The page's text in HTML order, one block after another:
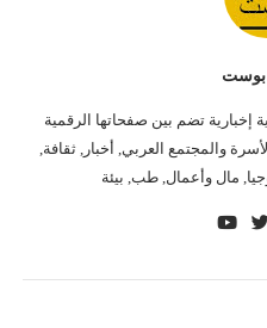
بوست
تضم بين صفحاتها الرقمية
والمجتمع العربي, أخبار, ثقافة,
مال وأعمال, طب, بيئة